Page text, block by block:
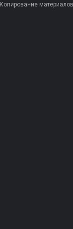
Копирование